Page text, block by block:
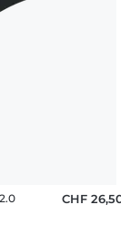
CHF 26,50